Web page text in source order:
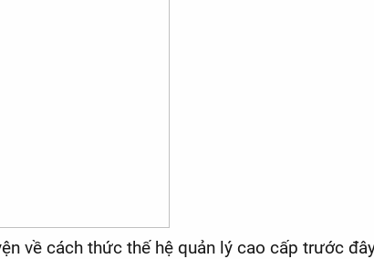
về cách thức thế hệ quản lý cao cấp trước